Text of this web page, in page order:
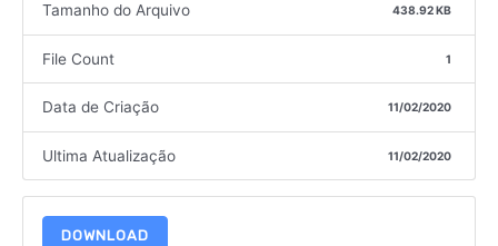
Tamanho do Arquivo 438.92 KB
File Count 1
Data de Criação 11/02/2020
Ultima Atualização 11/02/2020
DOWNLOAD